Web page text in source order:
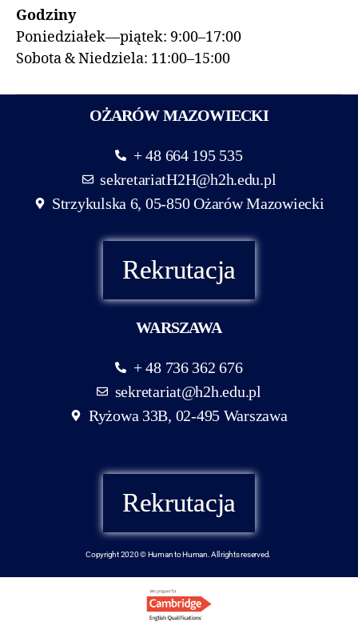
Godziny
Poniedziałek—piątek: 9:00–17:00
Sobota & Niedziela: 11:00–15:00
OŻARÓW MAZOWIECKI
+ 48 664 195 535
sekretariatH2H@h2h.edu.pl
Strzykulska 6, 05-850 Ożarów Mazowiecki
Rekrutacja
WARSZAWA
+ 48 736 362 676
sekretariat@h2h.edu.pl
Ryżowa 33B, 02-495 Warszawa
Rekrutacja
Copyright 2020 © Human to Human. All rights reserved.